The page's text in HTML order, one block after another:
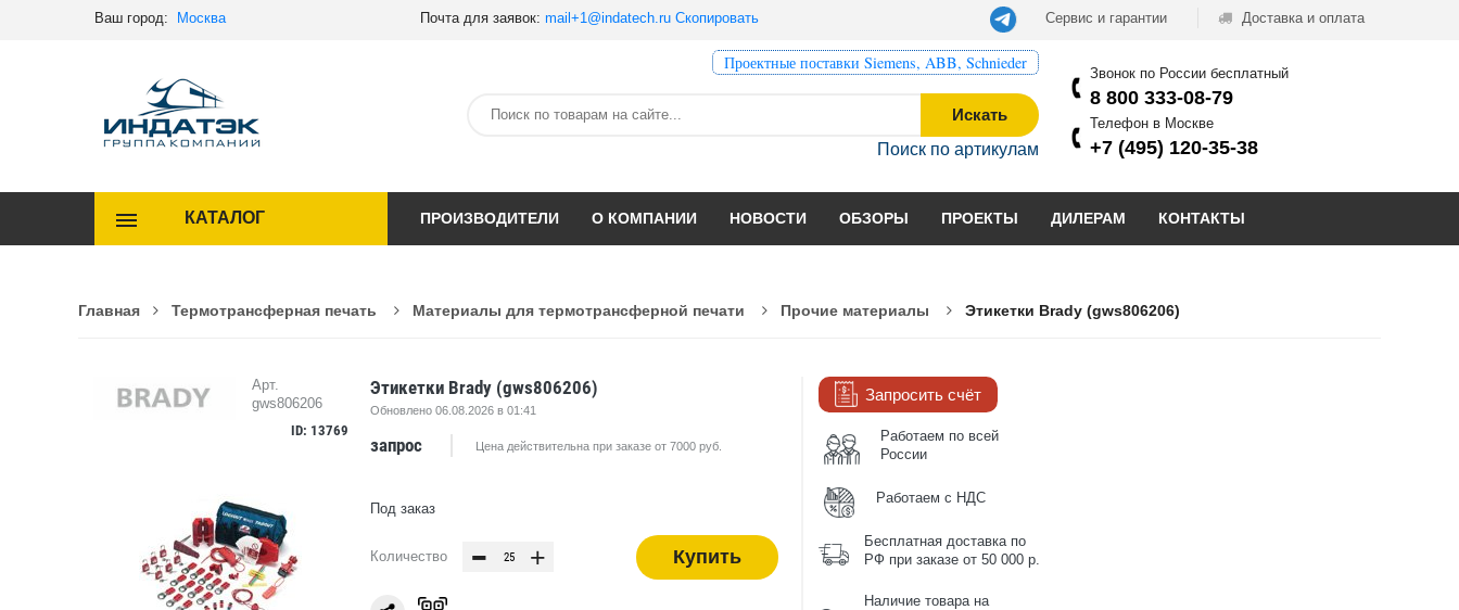
Ваш город: Москва Почта для заявок: mail+1@indatech.ru Скопировать Сервис и гарантии Доставка и оплата
Проектные поставки Siemens, ABB, Schnieder
Искать
Поиск по артикулам
Звонок по России бесплатный
8 800 333-08-79
Телефон в Москве
+7 (495) 120-35-38
КАТАЛОГ ПРОИЗВОДИТЕЛИ О КОМПАНИИ НОВОСТИ ОБЗОРЫ ПРОЕКТЫ ДИЛЕРАМ КОНТАКТЫ
Главная Термотрансферная печать Материалы для термотрансферной печати Прочие материалы Этикетки Brady (gws806206)
Арт.
gws806206
ID: 13769
Этикетки Brady (gws806206)
Обновлено 06.08.2026 в 01:41
запрос Цена действительна при заказе от 7000 руб.
Под заказ
Количество - + Купить
Запросить счёт
Работаем по всей
России
Работаем с НДС
Бесплатная доставка по
РФ при заказе от 50 000 р.
Наличие товара на